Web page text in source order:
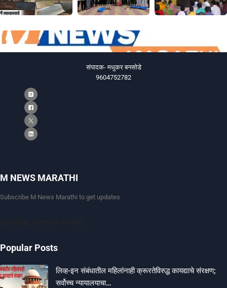
संपादक- मधुकर बनसोडे
9604752782
M NEWS MARATHI
Subscribe M News Marathi to get updates
Popular Posts
लिव्ह-इन संबंधातील महिलांनाही क्रूरतेविरुद्ध कायद्याचे संरक्षण;
सर्वोच्च न्यायालयाचा…